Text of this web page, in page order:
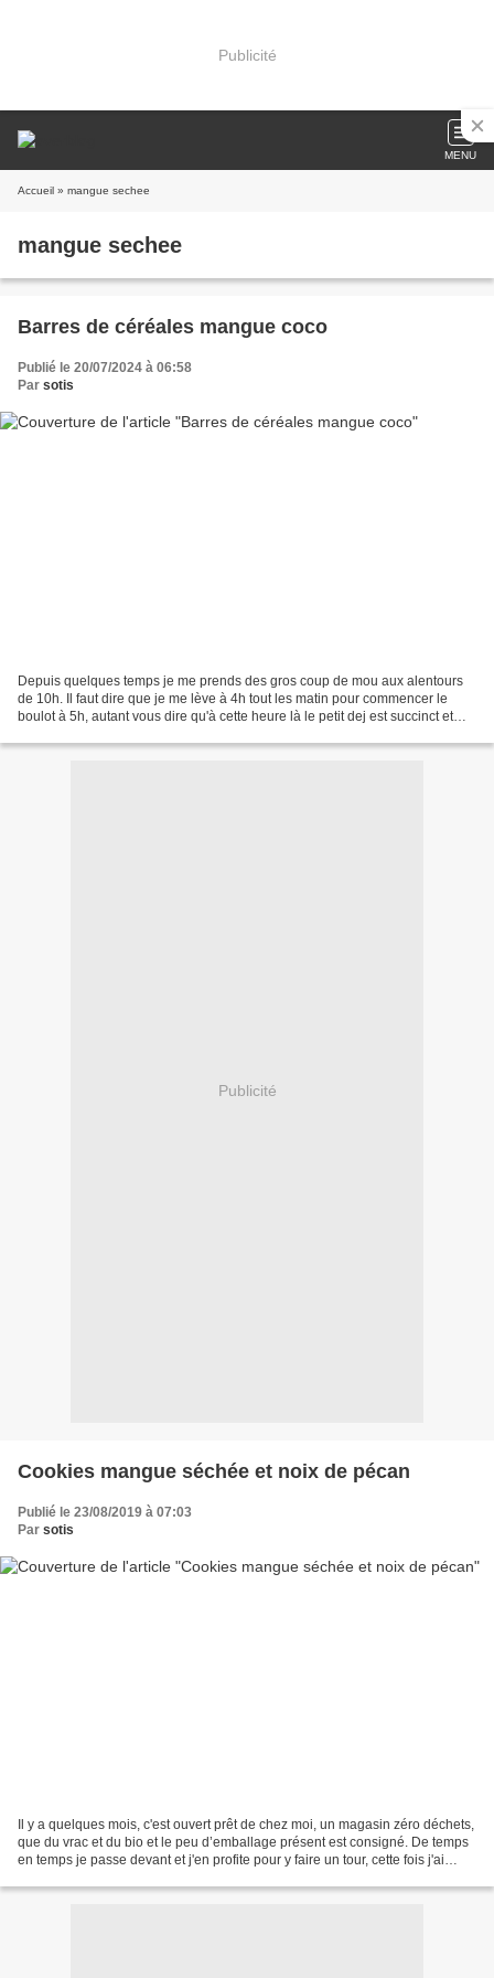
Publicité
MENU
Accueil » mangue sechee
mangue sechee
Barres de céréales mangue coco
Publié le 20/07/2024 à 06:58
Par sotis
Depuis quelques temps je me prends des gros coup de mou aux alentours
de 10h. Il faut dire que je me lève à 4h tout les matin pour commencer le
boulot à 5h, autant vous dire qu'à cette heure là le petit dej est succinct et
Publicité
Cookies mangue séchée et noix de pécan
Publié le 23/08/2019 à 07:03
Par sotis
Il y a quelques mois, c'est ouvert prêt de chez moi, un magasin zéro déchets,
que du vrac et du bio et le peu d’emballage présent est consigné. De temps
en temps je passe devant et j'en profite pour y faire un tour, cette fois j'ai